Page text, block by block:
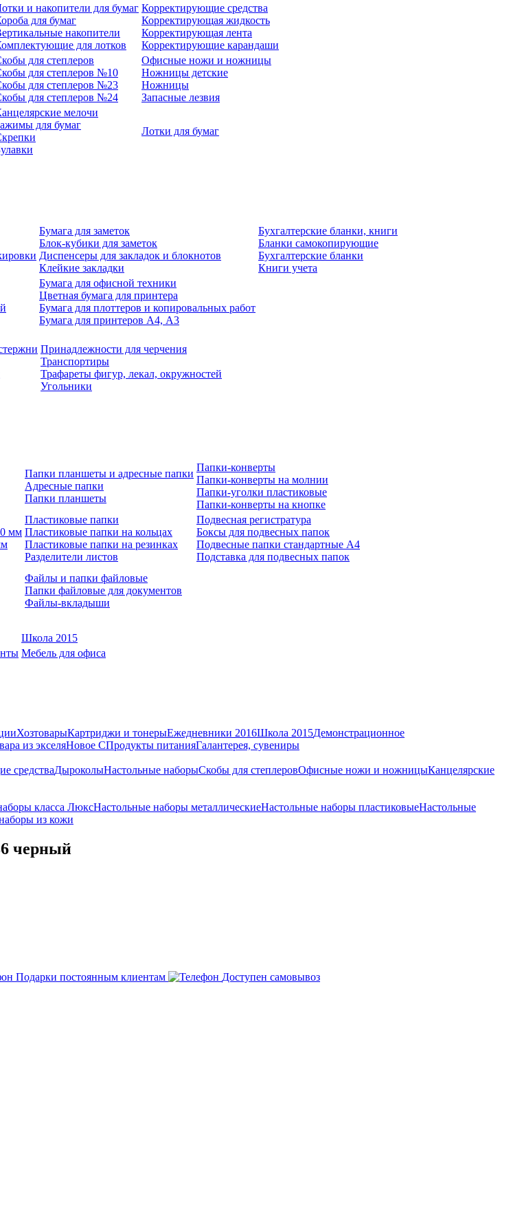
и накопители для бумаг
для бумаг
накопители
для лотков
Корректирующие средства
Корректирующая жидкость
Корректирующая лента
Корректирующие карандаши
для степлеров
для степлеров №10
для степлеров №23
для степлеров №24
Офисные ножи и ножницы
Ножницы детские
Ножницы
Запасные лезвия
мелочи
для бумаг
Лотки для бумаг
Бумага для заметок
Блок-кубики для заметок
Диспенсеры для закладок и блокнотов
Клейкие закладки
Бухгалтерские бланки, книги
Бланки самокопирующие
Бухгалтерские бланки
Книги учета
Бумага для офисной техники
Цветная бумага для принтера
Бумага для плоттеров и копировальных работ
Бумага для принтеров А4, А3
Принадлежности для черчения
Транспортиры
Трафареты фигур, лекал, окружностей
Угольники
Папки планшеты и адресные папки
Адресные папки
Папки планшеты
Папки-конверты
Папки-конверты на молнии
Папки-уголки пластиковые
Папки-конверты на кнопке
мм
Пластиковые папки
Пластиковые папки на кольцах
Пластиковые папки на резинках
Разделители листов
Подвесная регистратура
Боксы для подвесных папок
Подвесные папки стандартные А4
Подставка для подвесных папок
Файлы и папки файловые
Папки файловые для документов
Файлы-вкладыши
Школа 2015
Мебель для офиса
ХозтоварыКартриджи и тонерыЕжедневники 2016Школа 2015Демонстрационное
из экселяНовое СПродукты питанияГалантерея, сувениры
средстваДыроколыНастольные наборыСкобы для степлеровОфисные ножи и ножницыКанцелярские
класса ЛюксНастольные наборы металлическиеНастольные наборы пластиковыеНастольные
из кожи
черный
Подарки постоянным клиентам Доступен самовывоз